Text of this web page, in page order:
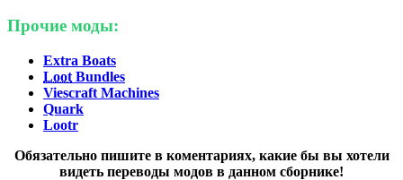
Прочие моды:
Extra Boats
Loot Bundles
Viescraft Machines
Quark
Lootr
Обязательно пишите в коментариях, какие бы вы хотели
видеть переводы модов в данном сборнике!